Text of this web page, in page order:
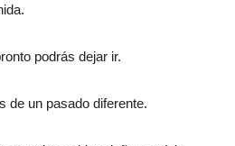
podrás dejar ir.
de un pasado diferente.